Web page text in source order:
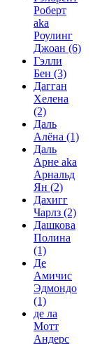
Роберт
aka
Роулинг
Джоан (6)
Гэлли
Бен (3)
Дагган
Хелена
(2)
Даль
Алёна (1)
Даль
Арне aka
Арнальд
Ян (2)
Дахигг
Чарлз (2)
Дашкова
Полина
(1)
Де
Амичис
Эдмондо
(1)
де ла
Мотт
Андерс